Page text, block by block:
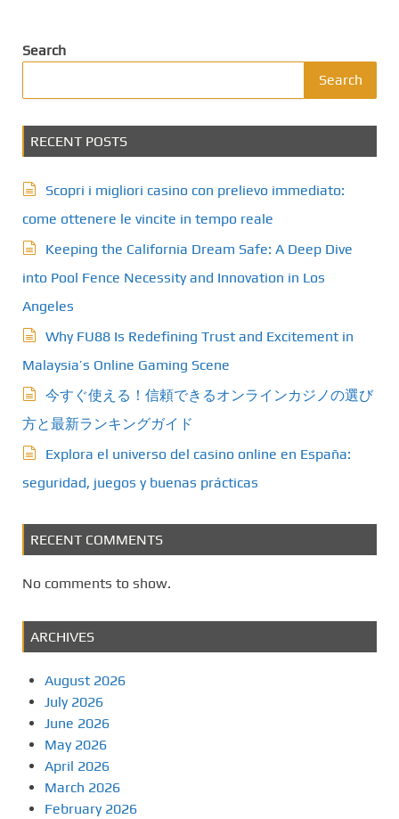
Search
Search
RECENT POSTS
Scopri i migliori casino con prelievo immediato:
come ottenere le vincite in tempo reale
Keeping the California Dream Safe: A Deep Dive
into Pool Fence Necessity and Innovation in Los
Angeles
Why FU88 Is Redefining Trust and Excitement in
Malaysia’s Online Gaming Scene
今すぐ使える！信頼できるオンラインカジノの選び
方と最新ランキングガイド
Explora el universo del casino online en España:
seguridad, juegos y buenas prácticas
RECENT COMMENTS
No comments to show.
ARCHIVES
August 2026
July 2026
June 2026
May 2026
April 2026
March 2026
February 2026